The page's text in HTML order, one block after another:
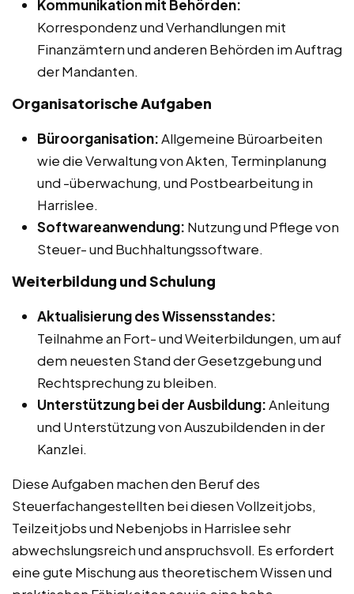
Kommunikation mit Behörden:
Korrespondenz und Verhandlungen mit
Finanzämtern und anderen Behörden im Auftrag
der Mandanten.
Organisatorische Aufgaben
Büroorganisation:Allgemeine Büroarbeiten
wie die Verwaltung von Akten, Terminplanung
und -überwachung, und Postbearbeitung in
Harrislee.
Softwareanwendung: Nutzung und Pflege von
Steuer- und Buchhaltungssoftware.
Weiterbildung und Schulung
Aktualisierung des Wissensstandes:
Teilnahme an Fort- und Weiterbildungen, um auf
dem neuesten Stand der Gesetzgebung und
Rechtsprechung zu bleiben.
Unterstützung bei der Ausbildung:Anleitung
und Unterstützung von Auszubildenden in der
Kanzlei.
Diese Aufgaben machen den Beruf des
Steuerfachangestellten bei diesen Vollzeitjobs,
Teilzeitjobs und Nebenjobs in Harrislee sehr
abwechslungsreich und anspruchsvoll. Es erfordert
eine gute Mischung aus theoretischem Wissen und